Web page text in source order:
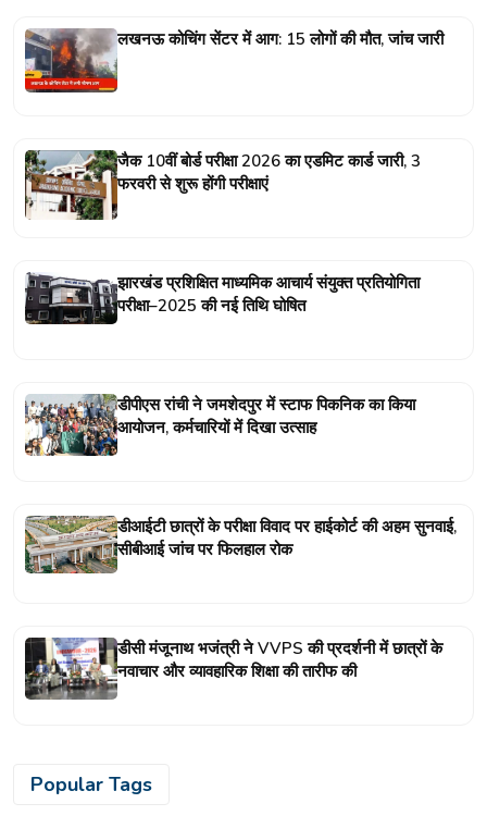
लखनऊ कोचिंग सेंटर में आग: 15 लोगों की मौत, जांच जारी
जैक 10वीं बोर्ड परीक्षा 2026 का एडमिट कार्ड जारी, 3
फरवरी से शुरू होंगी परीक्षाएं
झारखंड प्रशिक्षित माध्यमिक आचार्य संयुक्त प्रतियोगिता
परीक्षा–2025 की नई तिथि घोषित
डीपीएस रांची ने जमशेदपुर में स्टाफ पिकनिक का किया
आयोजन, कर्मचारियों में दिखा उत्साह
डीआईटी छात्रों के परीक्षा विवाद पर हाईकोर्ट की अहम सुनवाई,
सीबीआई जांच पर फिलहाल रोक
डीसी मंजूनाथ भजंत्री ने VVPS की प्रदर्शनी में छात्रों के
नवाचार और व्यावहारिक शिक्षा की तारीफ की
Popular Tags